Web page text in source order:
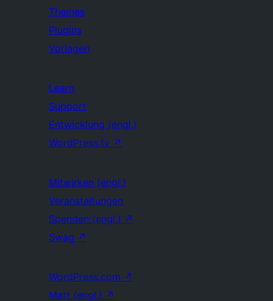
Themes
Plugins
Vorlagen
Learn
Support
Entwicklung (engl.)
WordPress.tv ↗
Mitwirken (engl.)
Veranstaltungen
Spenden (engl.) ↗
Swag ↗
WordPress.com ↗
Matt (engl.) ↗